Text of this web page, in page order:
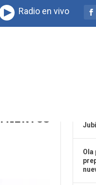
Radio en vivo
Ola